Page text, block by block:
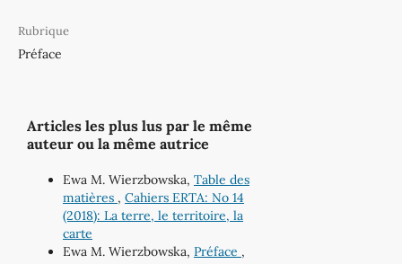
Rubrique
Préface
Articles les plus lus par le même
auteur ou la même autrice
Ewa M. Wierzbowska, Table des
matières , Cahiers ERTA: No 14
(2018): La terre, le territoire, la
carte
Ewa M. Wierzbowska, Préface ,